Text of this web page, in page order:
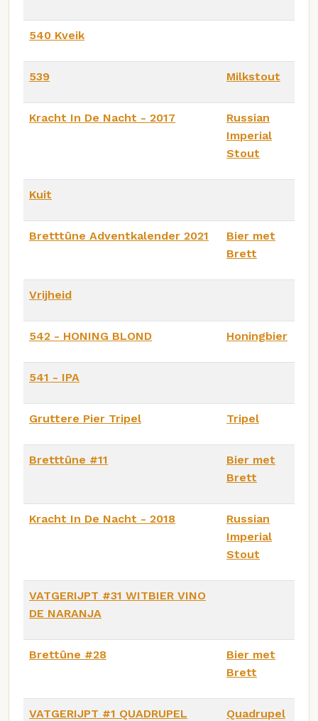
540 Kveik
539 Milkstout
Kracht In De Nacht - 2017
Russian
Imperial
Stout
Kuit
Bretttûne Adventkalender 2021
Bier met
Brett
Vrijheid
542 - HONING BLOND Honingbier
541 - IPA
Gruttere Pier Tripel Tripel
Bretttûne #11
Bier met
Brett
Kracht In De Nacht - 2018
Russian
Imperial
Stout
VATGERIJPT #31 WITBIER VINO
DE NARANJA
Brettûne #28
Bier met
Brett
VATGERIJPT #1 QUADRUPEL
Quadrupel